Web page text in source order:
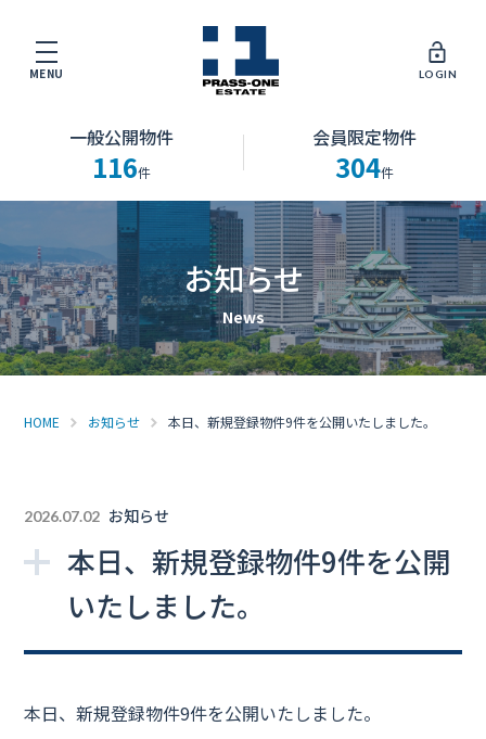
MENU LOGIN
一般公開物件
116件
会員限定物件
304件
お知らせ
HOME お知らせ 本日、新規登録物件9件を公開いたしました。
2026.07.02 お知らせ
本日、新規登録物件9件を公開
いたしました。
本日、新規登録物件9件を公開いたしました。